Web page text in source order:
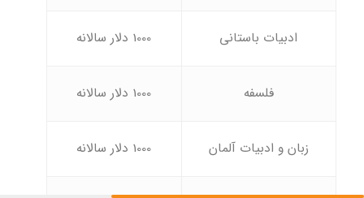
ادبیات باستانی 1000 دلار سالانه
فلسفه 1000 دلار سالانه
زبان و ادبیات آلمان 1000 دلار سالانه